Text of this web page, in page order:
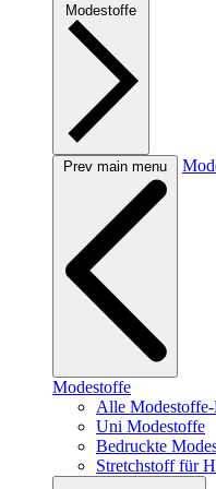
Modestoffe
Prev main menu
Modestoffe
Alle
Uni Modestoffe
Bedruckte
Stretchstoff für